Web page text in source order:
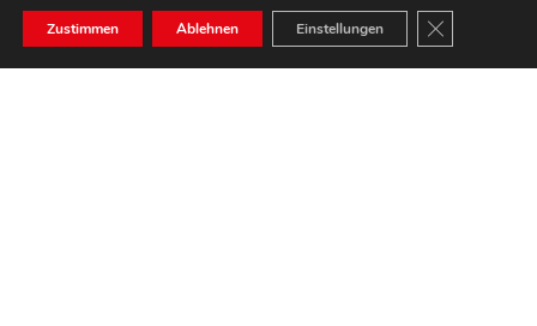
Zustimmen Ablehnen Einstellungen GDPR